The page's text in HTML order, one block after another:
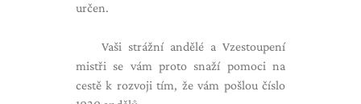
určen.
Vaši strážní andělé a Vzestoupení
mistři se vám proto snaží pomoci na
cestě k rozvoji tím, že vám pošlou číslo